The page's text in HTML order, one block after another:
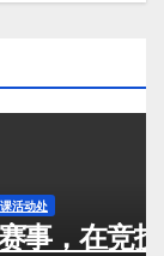
活动处
事，在竞技